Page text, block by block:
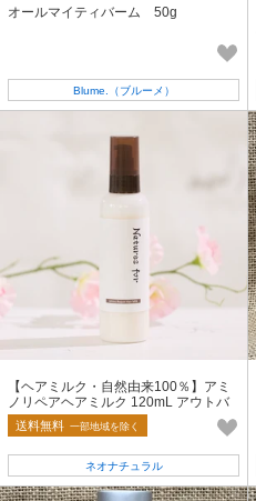
オールマイティバーム 50g
Blume.（ブルーメ）
【ヘアミルク・自然由来100％】アミ
ノリペアヘアミルク 120mL アウトバ
ストリートメント ノンシリコン
送料無料 一部地域を除く
ネオナチュラル